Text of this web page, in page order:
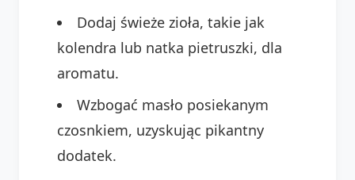
Dodaj świeże zioła, takie jak
kolendra lub natka pietruszki, dla
aromatu.
Wzbogać masło posiekanym
czosnkiem, uzyskując pikantny
dodatek.